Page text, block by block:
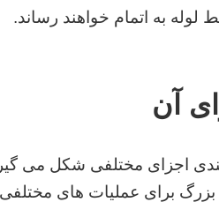
لوله به اتمام خواهند رساند.
آن
اجزای مختلفی شکل می
برای عملیات های